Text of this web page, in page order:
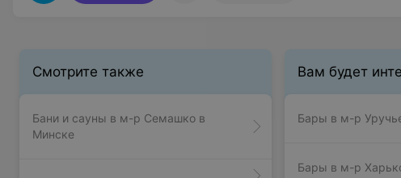
Смотрите также
Бани и сауны в м-р Семашко в
Минске
Вам будет
Бары в м-р
Бары в м-р